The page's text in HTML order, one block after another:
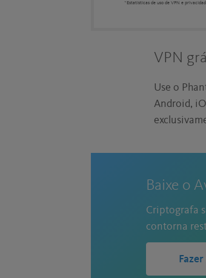
*Estatísticas de uso de VPN e
VPN
Use o
Android,
Baixe o
Criptografa
contorna